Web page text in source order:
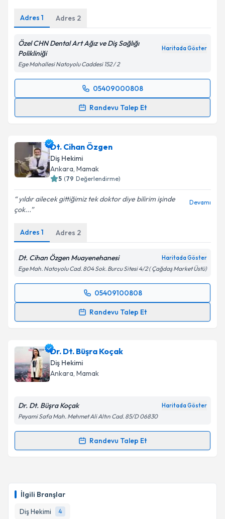
İlgili Branşlar
Diş Hekimi
4
kapsamda işlenmesini kabul ediyorum.
Takvim Talebini Gönder
Adres 1 Adres 2
Özel CHN Dental Art Ağız ve Diş Sağlığı
Polikliniği
Haritada Göster
Ege Mahallesi Natoyolu Caddesi 152 / 2
05409000808
Randevu Talep Et
Randevu Takvimi Talebi
takvim hazırlandığında e-posta ile bilgilendireceğiz.
E-posta Adresiniz
kapsamda işlenmesini kabul ediyorum.
Takvim Talebini Gönder
Dt. Cihan Özgen
Diş Hekimi
Ankara, Mamak
5 (79 Değerlendirme)
yıldır ailecek gittiğimiz tek doktor diye bilirim işinde
çok...
Devamı
Adres 1 Adres 2
Dt. Cihan Özgen Muayenehanesi Haritada Göster
Ege Mah. Natoyolu Cad. 804 Sok. Burcu Sitesi 4/2 ( Çağdaş Market Üstü)
05409100808
Randevu Talep Et
Randevu Takvimi Talebi
takvim hazırlandığında e-posta ile bilgilendireceğiz.
E-posta Adresiniz
Kişisel verilerimin işlenmesine ilişkin
Metni'ni okudum ve kişisel verilerimin belirtilen
kapsamda işlenmesini kabul ediyorum.
Dr. Dt. Büşra Koçak
Diş Hekimi
Ankara, Mamak
Dr. Dt. Büşra Koçak Haritada Göster
Peyami Safa Mah. Mehmet Ali Altın Cad. 85/D 06830
Randevu Talep Et
Randevu Takvimi Talebi
takvim hazırlandığında e-posta ile bilgilendireceğiz.